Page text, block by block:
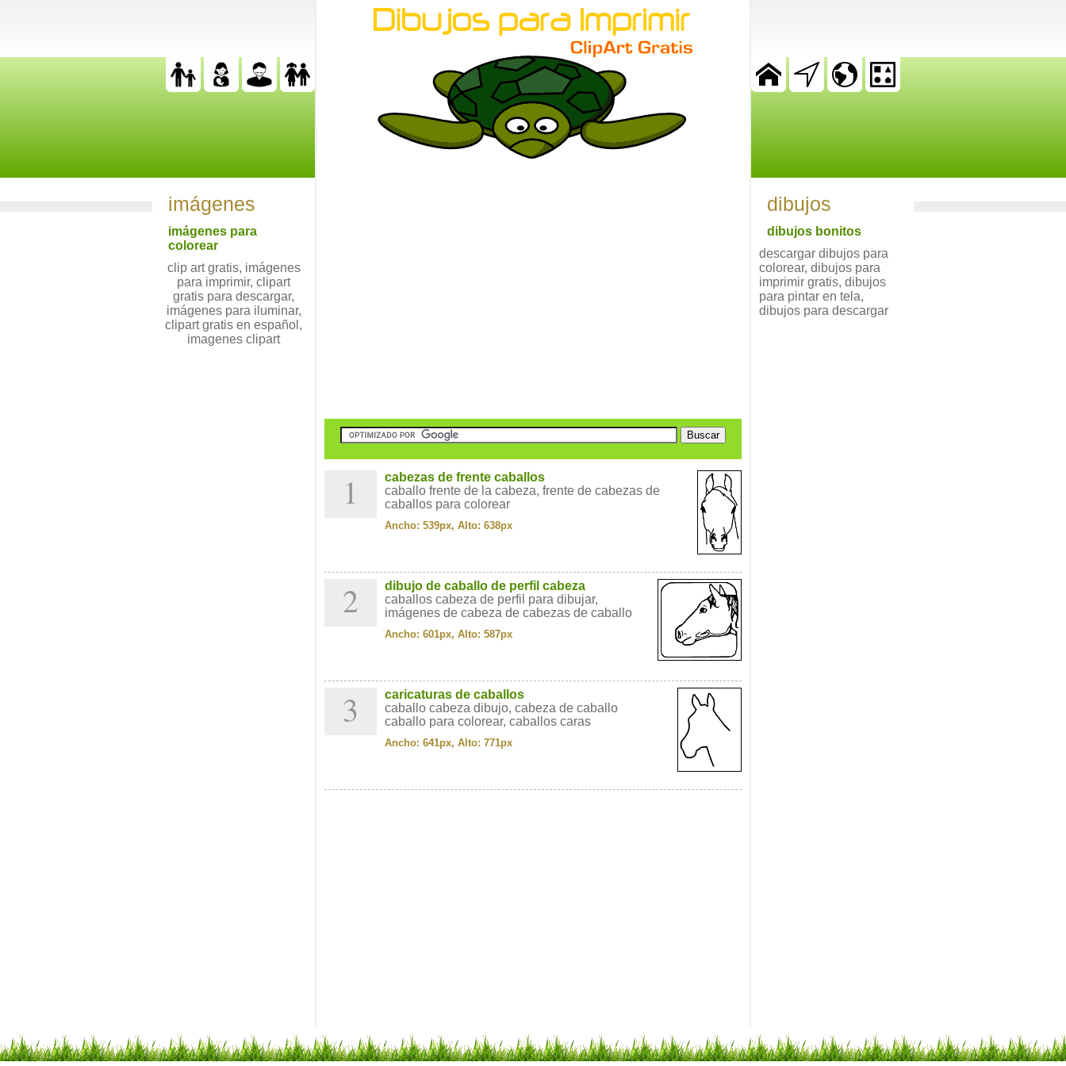
1
cabezas de frente caballos
caballo frente de la cabeza, frente de cabezas de
caballos para colorear
Ancho: 539px, Alto: 638px
2
dibujo de caballo de perfil cabeza
caballos cabeza de perfil para dibujar,
imágenes de cabeza de cabezas de caballo
Ancho: 601px, Alto: 587px
3
caricaturas de caballos
caballo cabeza dibujo, cabeza de caballo
caballo para colorear, caballos caras
Ancho: 641px, Alto: 771px
imágenes
imágenes para
colorear
clip art gratis, imágenes
para imprimir, clipart
gratis para descargar,
imágenes para iluminar,
clipart gratis en español,
imagenes clipart
dibujos
dibujos bonitos
descargar dibujos para
colorear, dibujos para
imprimir gratis, dibujos
para pintar en tela,
dibujos para descargar